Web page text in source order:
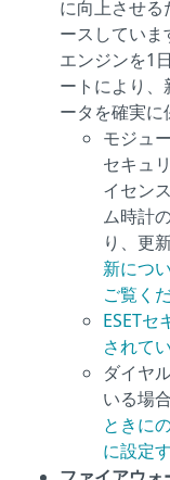
に向上させる
ースしていま
エンジンを1
ートにより、
ータを確実に
モジュ
セキュ
イセン
ム時計
り、更
新につ
ご覧く
ESETセ
されて
ダイヤ
いる場合
ときに
に設定